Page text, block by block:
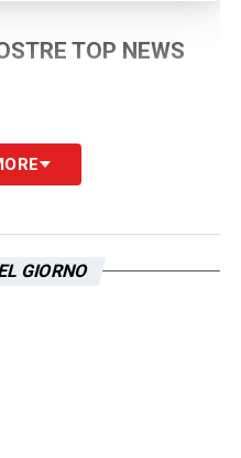
TOP NEWS
GIORNO